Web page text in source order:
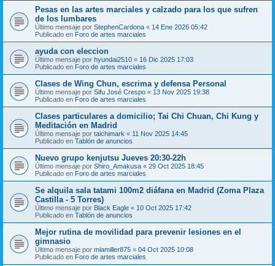
Pesas en las artes marciales y calzado para los que sufren
de los lumbares
Último mensaje por StephenCardona « 14 Ene 2026 05:42
Publicado en Foro de artes marciales
ayuda con eleccion
Último mensaje por hyundai2510 « 16 Dic 2025 17:03
Publicado en Foro de artes marciales
Clases de Wing Chun, escrima y defensa Personal
Último mensaje por Sifu José Crespo « 13 Nov 2025 19:38
Publicado en Foro de artes marciales
Clases particulares a domicilio; Tai Chi Chuan, Chi Kung y
Meditación en Madrid
Último mensaje por taichimark « 11 Nov 2025 14:45
Publicado en Tablón de anuncios
Nuevo grupo kenjutsu Jueves 20:30-22h
Último mensaje por Shiro_Amakusa « 29 Oct 2025 18:45
Publicado en Foro de artes marciales
Se alquila sala tatami 100m2 diáfana en Madrid (Zoma Plaza
Castilla - 5 Torres)
Último mensaje por Black Eagle « 10 Oct 2025 17:42
Publicado en Tablón de anuncios
Mejor rutina de movilidad para prevenir lesiones en el
gimnasio
Último mensaje por miamiller875 « 04 Oct 2025 10:08
Publicado en Foro de artes marciales